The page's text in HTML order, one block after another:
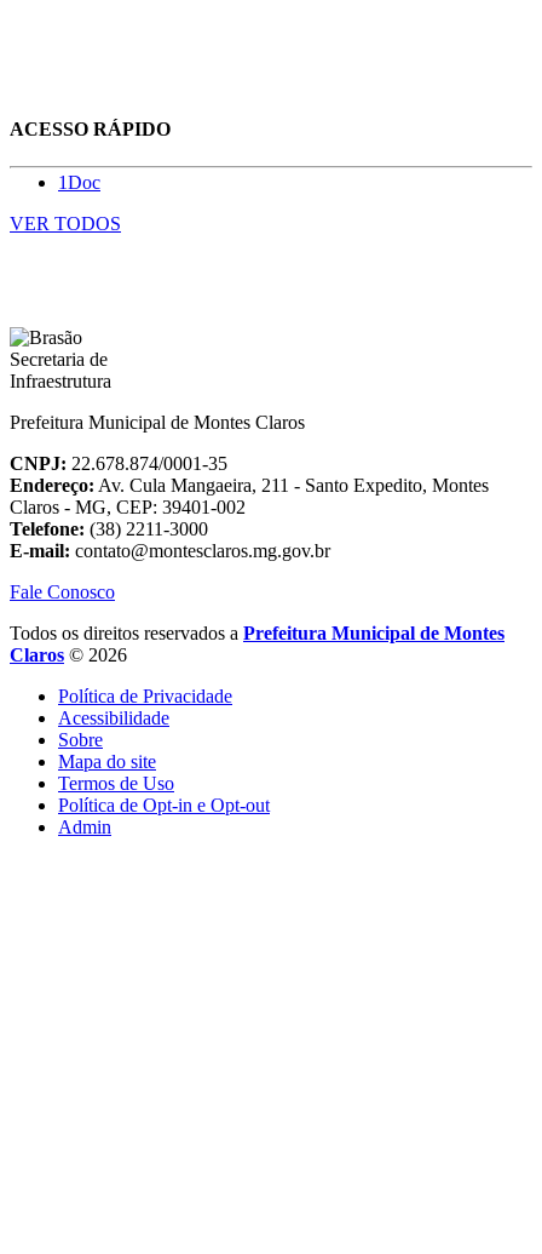
ACESSO RÁPIDO
1Doc
VER TODOS
Prefeitura Municipal de Montes Claros
CNPJ: 22.678.874/0001-35
Endereço: Av. Cula Mangaeira, 211 - Santo Expedito, Montes
Claros - MG, CEP: 39401-002
Telefone: (38) 2211-3000
E-mail: contato@montesclaros.mg.gov.br
Fale Conosco
Todos os direitos reservados a Prefeitura Municipal de Montes
Claros © 2026
Política de Privacidade
Acessibilidade
Sobre
Mapa do site
Termos de Uso
Política de Opt-in e Opt-out
Admin